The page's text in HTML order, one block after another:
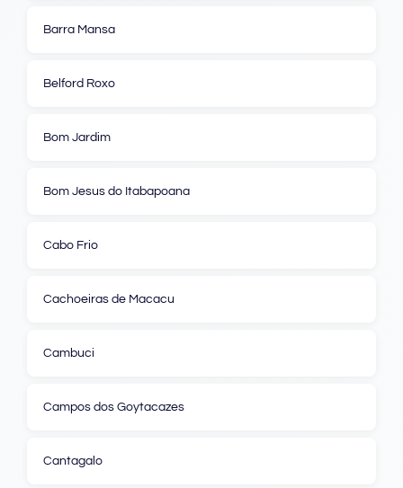
Barra Mansa
Belford Roxo
Bom Jardim
Bom Jesus do Itabapoana
Cabo Frio
Cachoeiras de Macacu
Cambuci
Campos dos Goytacazes
Cantagalo